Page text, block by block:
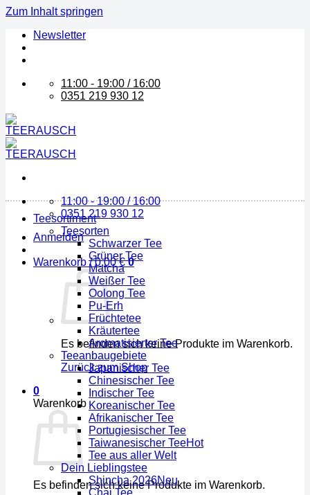
Zum Inhalt springen
Newsletter
11:00 - 19:00 / 16:00
0351 219 930 12
11:00 - 19:00 / 16:00
0351 219 930 12
Anmelden
Warenkorb /0,00€ 0
Es befinden sich keine Produkte im Warenkorb.
Zurück zum Shop
0
Warenkorb
Es befinden sich keine Produkte im Warenkorb.
Teesortiment
Teesorten
Schwarzer Tee
Grüner Tee
Matcha
Weißer Tee
Oolong Tee
Pu-Erh
Früchtetee
Kräutertee
Aromatisierter Tee
Teeanbaugebiete
Japanischer Tee
Chinesischer Tee
Indischer Tee
Koreanischer Tee
Afrikanischer Tee
Portugiesischer Tee
Taiwanesischer Tee
Tee aus aller Welt
Dein Lieblingstee
Shincha 2026
Chai Tee